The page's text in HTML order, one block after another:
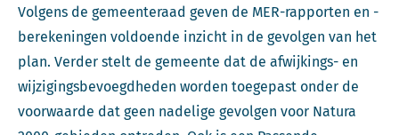
Volgens de gemeenteraad geven de MER-rapporten en -
berekeningen voldoende inzicht in de gevolgen van het
plan. Verder stelt de gemeente dat de afwijkings- en
wijzigingsbevoegdheden worden toegepast onder de
voorwaarde dat geen nadelige gevolgen voor Natura